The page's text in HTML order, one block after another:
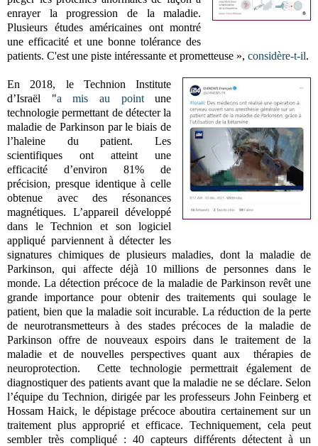
enrayer la progression de la maladie.
Plusieurs études américaines ont montré
une efficacité et une bonne tolérance des
patients. C'est une piste intéressante et prometteuse », considère-t-il.
En 2018, le Technion Institute
d’Israël "a mis au pointune
technologie permettant de détecter la
maladie de Parkinson par le biais de
l’haleine du patient.Les
scientifiques ont atteint une
efficacité d’environ 81% de
précision, presque identique à celle
obtenue avec des résonances
magnétiques. L’appareil développé
dans le Technion et son logiciel
appliqué parviennent à détecter les
signatures chimiques de plusieurs maladies, dont la maladie de
Parkinson, qui affecte déjà 10 millions de personnes dans le
monde.La détection précoce de la maladie de Parkinson revêt une
grande importance pour obtenir des traitements qui soulage le
patient, bien que la maladie soit incurable. La réduction de la perte
de neurotransmetteurs à des stades précoces de la maladie de
Parkinson offre de nouveaux espoirs dans le traitement de la
maladie et de nouvelles perspectives quant aux thérapies de
neuroprotection. Cette technologie permettrait également de
diagnostiquer des patients avant que la maladie ne se déclare. Selon
l’équipe du Technion, dirigée par les professeurs John Feinberg et
Hossam Haick, le dépistage précoce aboutira certainement sur un
traitement plus approprié et efficace. Techniquement, cela peut
sembler très compliqué : 40 capteurs différents détectent à un